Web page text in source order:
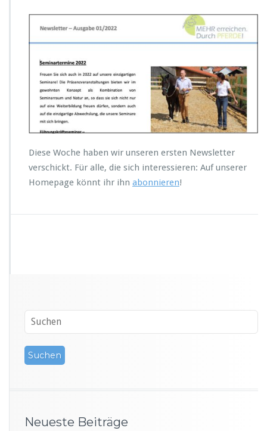
r
E
r
t
e
r
N
e
w
s
l
t
Diese Woche haben wir unseren ersten Newsletter
verschickt. Für alle, die sich interessieren: Auf unserer
Homepage könnt ihr ihn abonnieren!
Neueste Beiträge